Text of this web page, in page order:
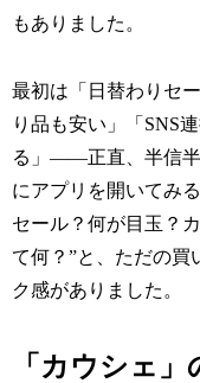
もありました。
最初は「日替わりセ
り品も安い」「SNS
る」――正直、半信
にアプリを開いてみ
セール？何が目玉？
て何？”と、ただの買
ク感がありました。
「カウシェ